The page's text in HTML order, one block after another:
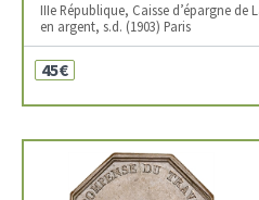
IIIe République, Caisse d’épargne
en argent, s.d. (1903) Paris
45€